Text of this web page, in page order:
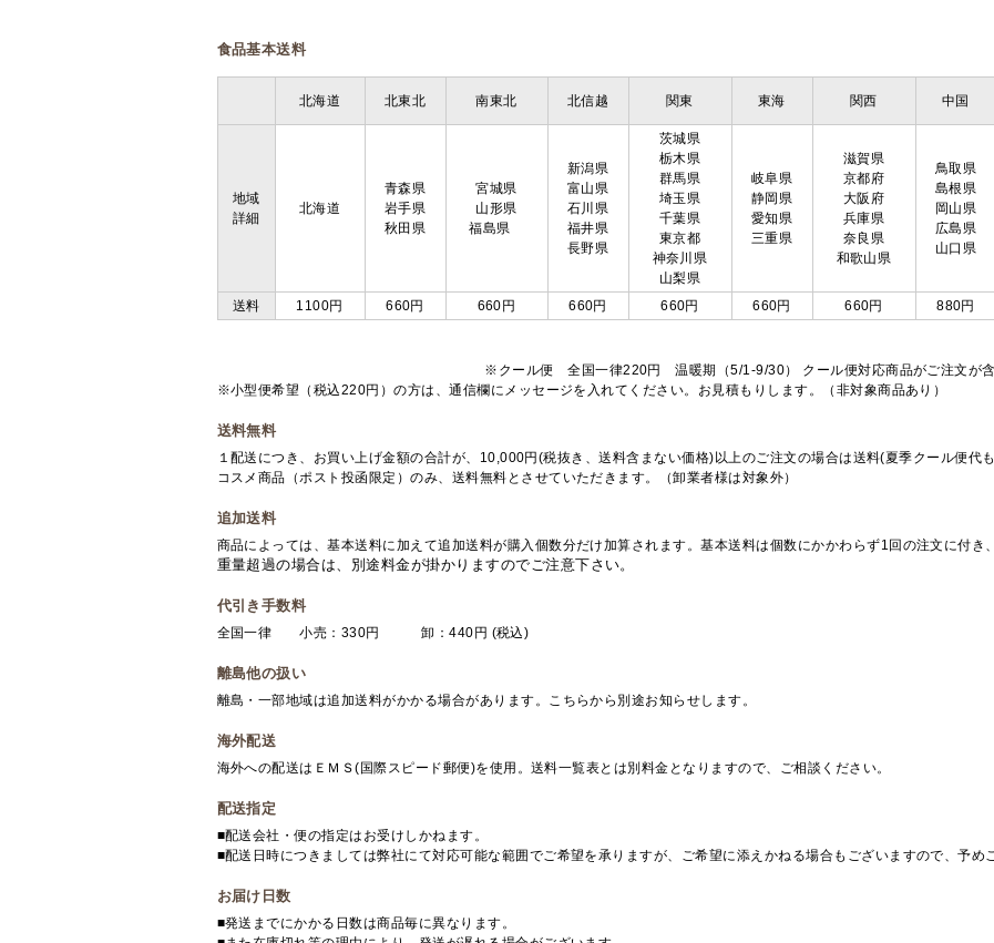
食品基本送料
北海道 北東北 南東北 北信越 関東 東海 関西 中国
地域
詳細
北海道
青森県
岩手県
秋田県
宮城県
山形県
福島県
新潟県
富山県
石川県
福井県
長野県
茨城県
栃木県
群馬県
埼玉県
千葉県
東京都
神奈川県
山梨県
岐阜県
静岡県
愛知県
三重県
滋賀県
京都府
大阪府
兵庫県
奈良県
和歌山県
鳥取県
島根県
岡山県
広島県
山口県
送料 1100円 660円 660円 660円 660円 660円 660円 880円
※クール便 全国一律220円 温暖期（5/1-9/30） クール便対応商品がご注文が
※小型便希望（税込220円）の方は、通信欄にメッセージを入れてください。お見積もりします。（非対象商品あり）
送料無料
１配送につき、お買い上げ金額の合計が、10,000円(税抜き、送料含まない価格)以上のご注文の場合は送料(夏季クール便代
コスメ商品（ポスト投函限定）のみ、送料無料とさせていただきます。（卸業者様は対象外）
追加送料
商品によっては、基本送料に加えて追加送料が購入個数分だけ加算されます。基本送料は個数にかかわらず1回の注文に付き
重量超過の場合は、別途料金が掛かりますのでご注意下さい。
代引き手数料
全国一律 小売：330円 卸：440円 (税込)
離島他の扱い
離島・一部地域は追加送料がかかる場合があります。こちらから別途お知らせします。
海外配送
海外への配送はＥＭＳ(国際スピード郵便)を使用。送料一覧表とは別料金となりますので、ご相談ください。
配送指定
■配送会社・便の指定はお受けしかねます。
■配送日時につきましては弊社にて対応可能な範囲でご希望を承りますが、ご希望に添えかねる場合もございますので、予め
お届け日数
■発送までにかかる日数は商品毎に異なります。